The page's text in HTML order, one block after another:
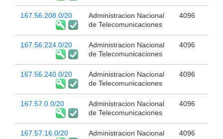
167.56.208.0/20
Administracion Nacional
de Telecomunicaciones
4096
167.56.224.0/20
Administracion Nacional
de Telecomunicaciones
4096
167.56.240.0/20
Administracion Nacional
de Telecomunicaciones
4096
167.57.0.0/20
Administracion Nacional
de Telecomunicaciones
4096
167.57.16.0/20
Administracion Nacional
4096